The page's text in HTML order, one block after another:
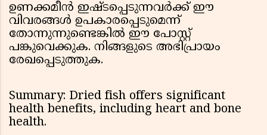
ഉണക്കമീൻ ഇഷ്ടപ്പെടുന്നവർക്ക് ഈ
വിവരങ്ങൾ ഉപകാരപ്പെടുമെന്ന്
തോന്നുന്നുണ്ടെങ്കിൽ ഈ പോസ്റ്റ്
പങ്കുവെക്കുക. നിങ്ങളുടെ അഭിപ്രായം
രേഖപ്പെടുത്തുക.
Summary: Dried fish offers significant
health benefits, including heart and bone
health.